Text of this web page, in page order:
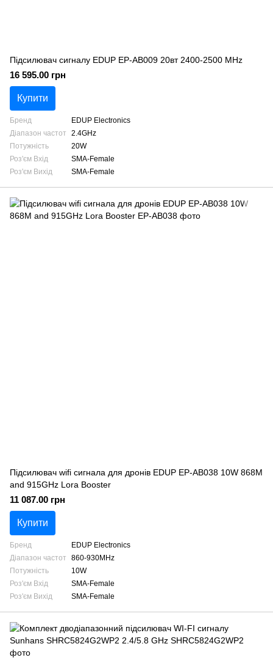
Підсилювач сигналу EDUP EP-AB009 20вт 2400-2500 MHz
16 595.00 грн
Купити
Бренд
EDUP Electronics
Діапазон частот
2.4GHz
Потужність
20W
Роз'єм Вхід
SMA-Female
Роз'єм Вихід
SMA-Female
Підсилювач wifi сигнала для дронів EDUP EP-AB038 10W 868M
and 915GHz Lora Booster
11 087.00 грн
Купити
Бренд
EDUP Electronics
Діапазон частот
860-930MHz
Потужність
10W
Роз'єм Вхід
SMA-Female
Роз'єм Вихід
SMA-Female